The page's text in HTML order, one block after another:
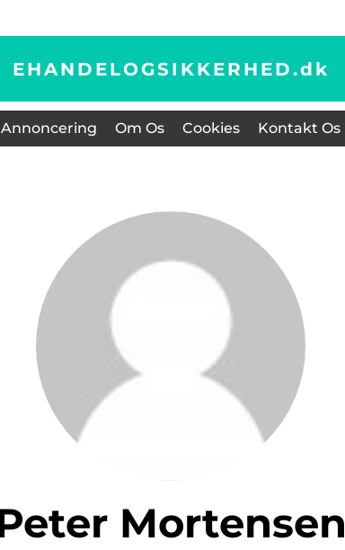
EHANDELOGSIKKERHED.dk
Annoncering Om Os Cookies Kontakt Os
Peter Mortensen